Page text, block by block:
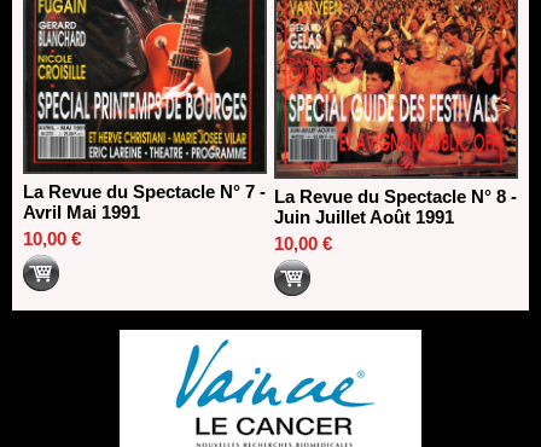
La Revue du Spectacle N° 7 -
Avril Mai 1991
10,00 €
La Revue du Spectacle N° 8 -
Juin Juillet Août 1991
10,00 €